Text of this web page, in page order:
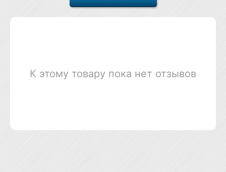
К этому товару пока нет отзывов